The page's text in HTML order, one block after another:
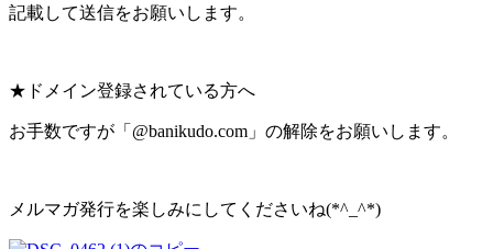
記載して送信をお願いします。
★ドメイン登録されている方へ
お手数ですが「@banikudo.com」の解除をお願いします。
メルマガ発行を楽しみにしてくださいね(*^_^*)